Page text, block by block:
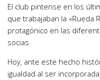
El club pintense en los
que trabajaban la «Rueda
protagónico en las
socias.
Hoy, ante este hecho
igualdad al ser